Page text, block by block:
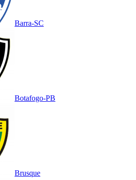
Barra-SC
Botafogo-PB
Brusque